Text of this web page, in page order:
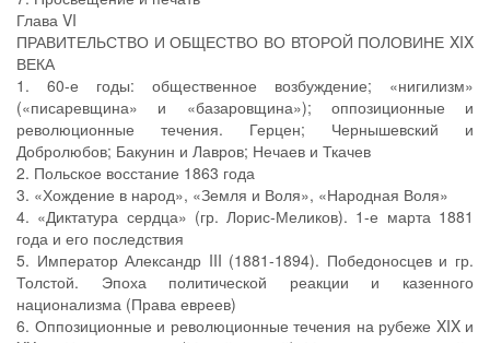
Глава VI
ПРАВИТЕЛЬСТВО И ОБЩЕСТВО ВО ВТОРОЙ ПОЛОВИНЕ XIX
ВЕКА
1. 60-е годы: общественное возбуждение; «нигилизм»
(«писаревщина» и «базаровщина»); оппозиционные и
революционные течения. Герцен; Чернышевский и
Добролюбов; Бакунин и Лавров; Нечаев и Ткачев
2. Польское восстание 1863 года
3. «Хождение в народ», «Земля и Воля», «Народная Воля»
4. «Диктатура сердца» (гр. Лорис-Меликов). 1-е марта 1881
года и его последствия
5. Император Александр III (1881-1894). Победоносцев и гр.
Толстой. Эпоха политической реакции и казенного
национализма (Права евреев)
6. Оппозиционные и революционные течения на рубеже XIX и